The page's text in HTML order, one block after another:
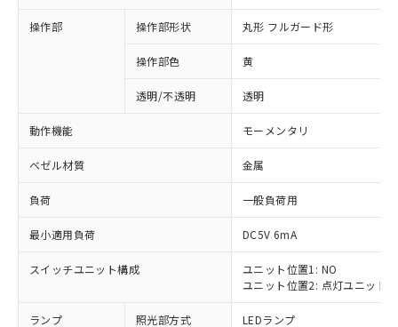
操作部 操作部形状 丸形 フルガード形
操作部色 黄
透明/不透明 透明
動作機能 モーメンタリ
ベゼル材質 金属
負荷 一般負荷用
最小適用負荷 DC5V 6mA
スイッチユニット構成
ユニット位置1: NO
ユニット位置2: 点灯ユニット
ランプ 照光部方式 LEDランプ